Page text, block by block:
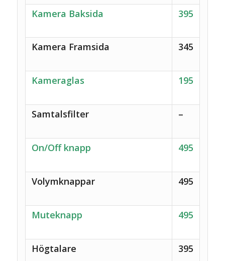
Kamera Baksida 395
Kamera Framsida 345
Kameraglas 195
Samtalsfilter –
On/Off knapp 495
Volymknappar 495
Muteknapp 495
Högtalare 395